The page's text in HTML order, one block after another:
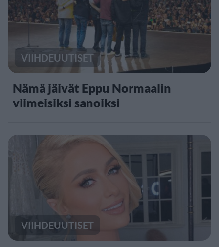
VIIHDEUUTISET
Nämä jäivät Eppu Normaalin
viimeisiksi sanoiksi
VIIHDEUUTISET